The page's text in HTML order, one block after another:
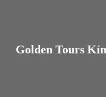
Golden Tours